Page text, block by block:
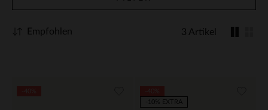
3 Artikel
Empfohlen
-10% EXTRA